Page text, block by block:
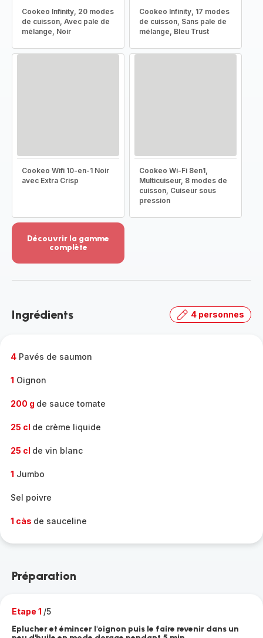
Cookeo Infinity, 20 modes
de cuisson, Avec pale de
mélange, Noir
Cookeo Infinity, 17 modes
de cuisson, Sans pale de
mélange, Bleu Trust
Cookeo Wifi 10-en-1 Noir
avec Extra Crisp
Cookeo Wi-Fi 8en1,
Multicuiseur, 8 modes de
cuisson, Cuiseur sous
pression
Découvrir la gamme
complète
-
gamme
Ingrédients 4 personnes
4 Pavés de saumon
1 Oignon
200 g de sauce tomate
25 cl de crème liquide
25 cl de vin blanc
1 Jumbo
Sel poivre
1 càs de sauceline
Préparation
Etape 1 /5
Eplucher et émincer l'oignon puis le faire revenir dans un